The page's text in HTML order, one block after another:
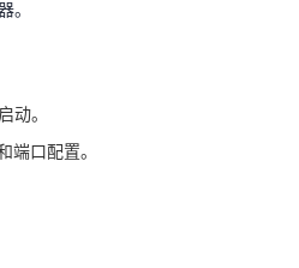
。
动。
端口配置。